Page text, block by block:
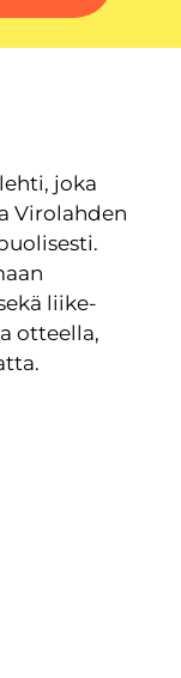
joka
Virolahden
liike-
otteella,